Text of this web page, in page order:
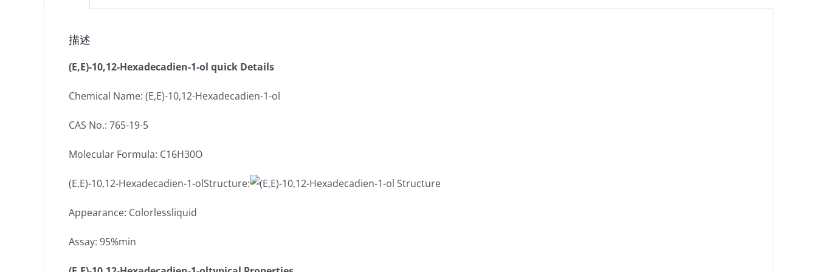
描述
(E,E)-10,12-Hexadecadien-1-ol quick Details
Chemical Name: (E,E)-10,12-Hexadecadien-1-ol
CAS No.: 765-19-5
Molecular Formula: C16H30O
(E,E)-10,12-Hexadecadien-1-olStructure:
Appearance: Colorlessliquid
Assay: 95%min